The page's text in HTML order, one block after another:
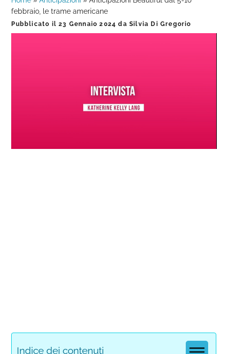
febbraio, le trame americane
Pubblicato il23 Gennaio 2024 daSilvia Di Gregorio
0%
0%
Indice dei contenuti